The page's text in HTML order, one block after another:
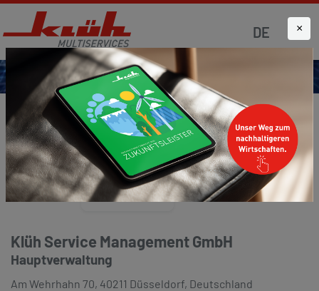
DE
IMPRESSUM
Startseite Impressum
Klüh Service Management GmbH
Hauptverwaltung
Am Wehrhahn 70, 40211 Düsseldorf, Deutschland
×